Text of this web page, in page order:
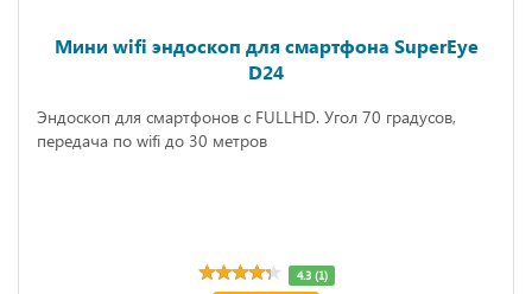
Мини wifi эндоскоп для смартфона SuperEye
D24
Эндоскоп для смартфонов с FULLHD. Угол 70 градусов,
передача по wifi до 30 метров
4.3 (1)